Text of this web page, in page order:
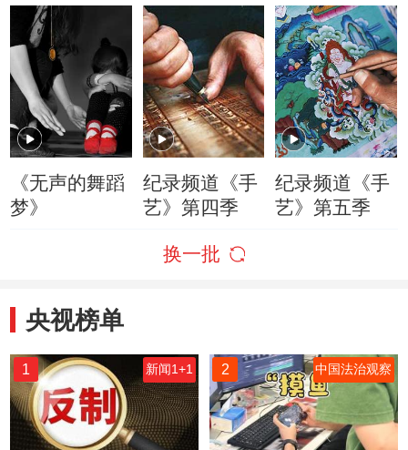
版）》
《无声的舞蹈
梦》
纪录频道《手
艺》第四季
纪录频道《手
艺》第五季
换一批
央视榜单
1 新闻1+1 2 中国法治观察